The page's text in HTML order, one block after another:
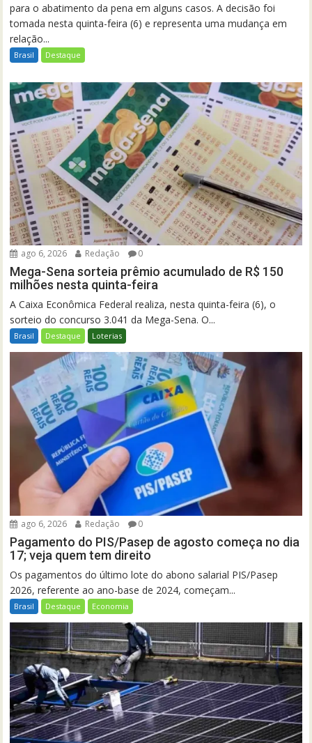
para o abatimento da pena em alguns casos. A decisão foi
tomada nesta quinta-feira (6) e representa uma mudança em
relação...
Brasil Destaque
ago 6, 2026 Redação 0
Mega-Sena sorteia prêmio acumulado de R$ 150
milhões nesta quinta-feira
A Caixa Econômica Federal realiza, nesta quinta-feira (6), o
sorteio do concurso 3.041 da Mega-Sena. O...
Brasil Destaque Loterias
ago 6, 2026 Redação 0
Pagamento do PIS/Pasep de agosto começa no dia
17; veja quem tem direito
Os pagamentos do último lote do abono salarial PIS/Pasep
2026, referente ao ano-base de 2024, começam...
Brasil Destaque Economia